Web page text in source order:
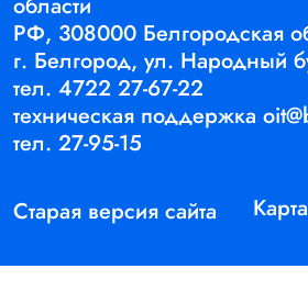
РФ, 308000 Белгородская
г. Белгород, ул. Народный
тел.4722 27-67-22
техническая поддержка
тел.27-95-15
Старая версия сайта